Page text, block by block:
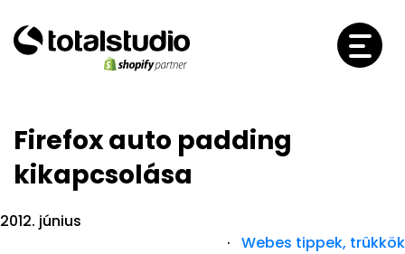
Firefox auto padding
kikapcsolása
2012. június
· Webes tippek, trükkök